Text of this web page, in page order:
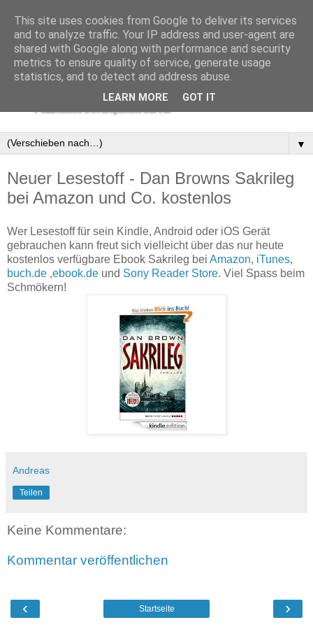
▼
Neuer Lesestoff - Dan Browns Sakrileg
bei Amazon und Co. kostenlos
Wer Lesestoff für sein Kindle, Android oder iOS Gerät
gebrauchen kann freut sich vielleicht über das nur heute
kostenlos verfügbare Ebook Sakrileg bei Amazon, iTunes,
buch.de ,ebook.de und Sony Reader Store. Viel Spass beim
Schmökern!
Andreas
Teilen
Keine Kommentare:
Kommentar veröffentlichen
‹ ›
Startseite
This site uses cookies from Google to deliver its services
and to analyze traffic. Your IP address and user-agent are
shared with Google along with performance and security
metrics to ensure quality of service, generate usage
statistics, and to detect and address abuse.
LEARN MORE GOT IT